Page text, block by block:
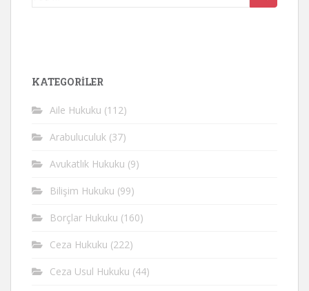
KATEGORİLER
Aile Hukuku (112)
Arabuluculuk (37)
Avukatlık Hukuku (9)
Bilişim Hukuku (99)
Borçlar Hukuku (160)
Ceza Hukuku (222)
Ceza Usul Hukuku (44)